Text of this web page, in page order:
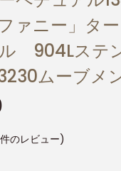
ァニー」タ
ル 904Lステ
ムーブメ
件のレビュー)